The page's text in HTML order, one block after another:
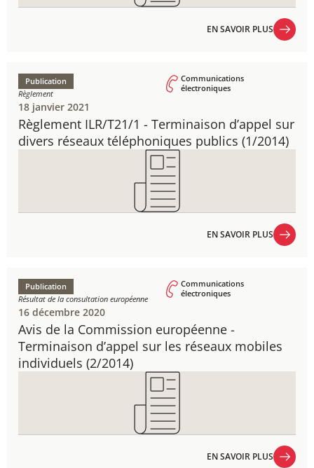
EN SAVOIR PLUS
Règlement ILR/T21/1 - ​Terminaison d’appel sur
divers réseaux téléphoniques publics (1/2014)
Publication
Règlement
Communications
électroniques
18 janvier 2021
EN SAVOIR PLUS
Avis de la Commission européenne - ​
Terminaison d’appel sur les réseaux mobiles
individuels ​(2/2014)
Publication
Résultat de la consultation européenne
Communications
électroniques
16 décembre 2020
EN SAVOIR PLUS